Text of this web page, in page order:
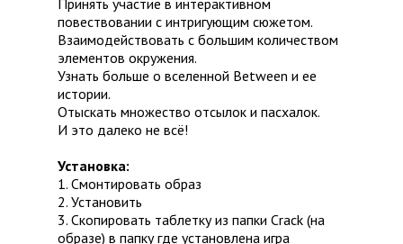
Принять участие в интерактивном
повествовании с интригующим сюжетом.
Взаимодействовать с большим количеством
элементов окружения.
Узнать больше о вселенной Between и ее
истории.
Отыскать множество отсылок и пасхалок.
И это далеко не всё!
Установка:
1. Смонтировать образ
2. Установить
3. Скопировать таблетку из папки Crack (на
образе) в папку где установлена игра